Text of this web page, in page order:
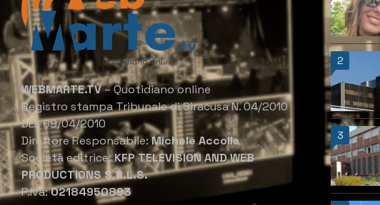
WEBMARTE.TV– Quotidiano online
Registro stampa Tribunale di Siracusa N. 04/2010
DEL 09/04/2010
Direttore Responsabile:Michele Accolla
Società editrice:KFP TELEVISION AND WEB
PRODUCTIONS S.R.L.S.
P.Iva:02184950893
2
3